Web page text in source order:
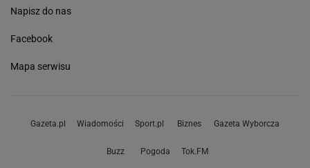
Napisz do nas
Facebook
Mapa serwisu
Gazeta.pl Wiadomości Sport.pl Biznes Gazeta Wyborcza
Buzz Pogoda Tok.FM